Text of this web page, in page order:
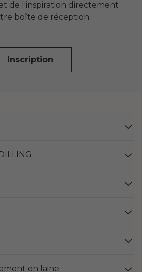
de l'inspiration directement
boîte de réception.
Inscription
en laine